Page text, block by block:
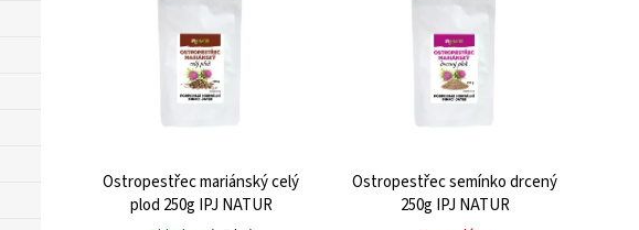
Ostropestřec mariánský celý
plod 250g IPJ NATUR
Ostropestřec semínko drcený
250g IPJ NATUR